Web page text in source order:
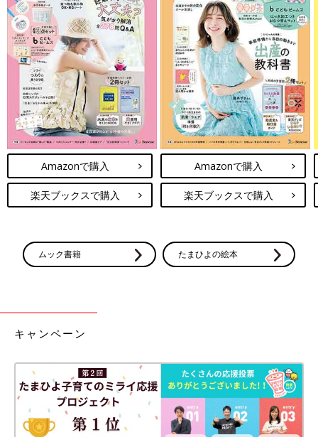
Amazonで購入
楽天ブックスで購入
Amazonで購入
楽天ブックスで購入
ムック書籍 たまひよの絵本
キャンペーン